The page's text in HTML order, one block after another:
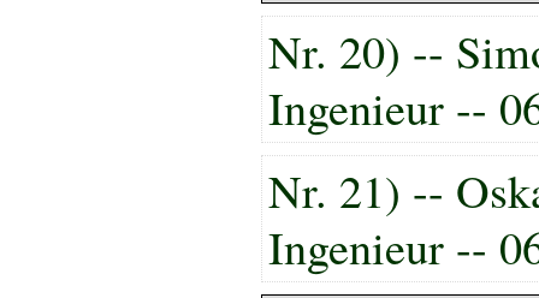
Nr. 20) --
Ingenieur --
Nr. 21) --
Ingenieur --